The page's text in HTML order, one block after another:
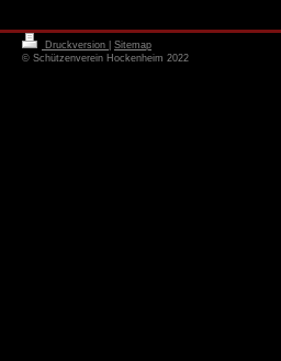
Druckversion
Sitemap
© Schützenverein Hockenheim 2022